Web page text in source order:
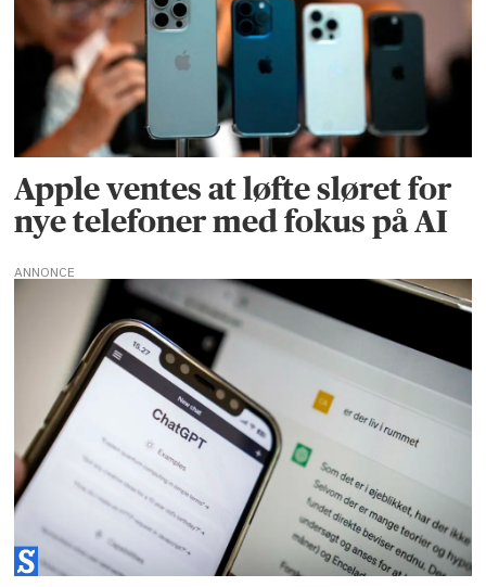
Apple ventes at løfte sløret for
nye telefoner med fokus på AI
ANNONCE